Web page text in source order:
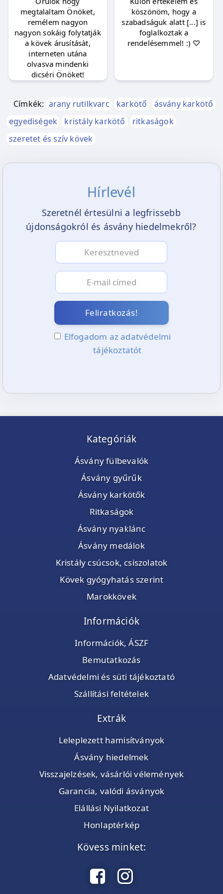
legmagasabb szintű útmutatókkal,
entitásokkal és összekapcsolódhatsz az isteni
tervvel. Míg lábad a Földön tartja, addig
lelked az égi világhoz engedi kötődni. Ezt a
csodás kristályt a lélek világítótornyaként is
emlegetik. A tudatot az égi birodalmak felé
Az arany rutilkvarc akkor kell neked:
· ha tudatosságodat szeretnéd fokozni
szükséged segítségre
Az arany rutilkvarc segítségedre lehet:
· ha úgy érzed szétszóródtak az energiáid
· ha az energiarendszered szeretnéd
kiegyensúlyozni
· ha magadba szeretnél merülni egy kis
önvizsgálatra
megtalaltam Önöket,
remélem nagyon
nagyon sokáig folytatják
a kövek árusításàt,
interneten utána
olvasva mindenki
dicséri Önöket!
köszönöm, hogy a
szabadságuk alatt [...] is
foglalkoztak a
rendelésemmel! :) ♡
Címkék: arany rutilkvarc karkötő
ásvány karkötő
egyediségek
kristály karkötő
ritkaságok
szeretet és szív kövek
Hírlevél
Szeretnél értesülni a legfrissebb
újdonságokról és ásvány hiedelmekről?
Feliratkozás!
Elfogadom az adatvédelmi
tájékoztatót
Kategóriák
Ásvány fülbevalók
Ásvány gyűrűk
Ásvány karkötők
Ritkaságok
Ásvány nyaklánc
Ásvány medálok
Kristály csúcsok, csiszolatok
Kövek gyógyhatás szerint
Marokkövek
Információk
Információk, ÁSZF
Bemutatkozás
Adatvédelmi és süti tájékoztató
Szállítási feltételek
Extrák
Leleplezett hamisítványok
Ásvány hiedelmek
Visszajelzések, vásárlói vélemények
Garancia, valódi ásványok
Elállási Nyilatkozat
Honlaptérkép
Kövess minket: